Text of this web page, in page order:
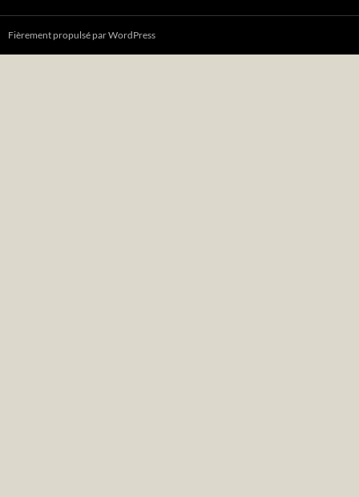
Fièrement propulsé par WordPress